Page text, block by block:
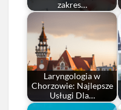
zakres…
Laryngologia w
Chorzowie: Najlepsze
Usługi Dla…